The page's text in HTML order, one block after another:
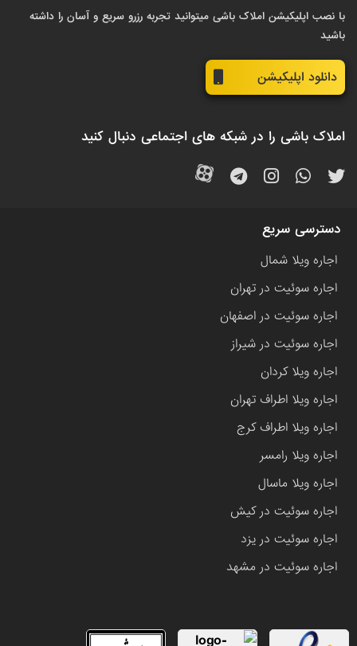
با نصب اپلیکیشن املاک باشی میتوانید تجربه رزرو سریع و آسان را داشته
باشید
دانلود اپلیکیشن
املاک باشی را در شبکه های اجتماعی دنبال کنید
دسترسی سریع
اجاره ویلا شمال
اجاره سوئیت در تهران
اجاره سوئیت در اصفهان
اجاره سوئیت در شیراز
اجاره ویلا کردان
اجاره ویلا اطراف تهران
اجاره ویلا اطراف کرج
اجاره ویلا رامسر
اجاره ویلا ماسال
اجاره سوئیت در کیش
اجاره سوئیت در یزد
اجاره سوئیت در مشهد